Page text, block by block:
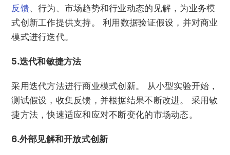
反馈、行为、市场趋势和行业动态的见解，为业务模
式创新工作提供支持。 利用数据验证假设，并对商业
模式进行迭代。
5.迭代和敏捷方法
采用迭代方法进行商业模式创新。 从小型实验开始，
测试假设，收集反馈，并根据结果不断改进。 采用敏
捷方法，快速适应和应对不断变化的市场动态。
6.外部见解和开放式创新